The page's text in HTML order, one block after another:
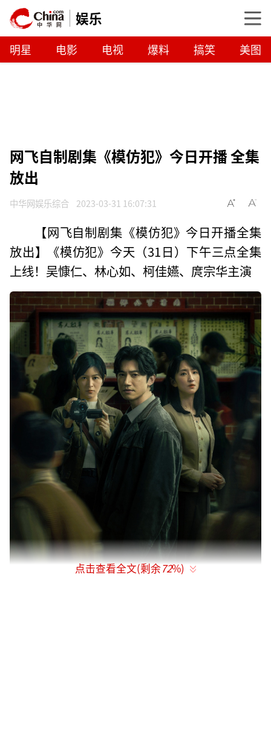
娱乐
明星 电影 电视 爆料 搞笑 美图
网飞自制剧集《模仿犯》今日开播 全集
放出
中华网娱乐综合 2023-03-31 16:07:31
【网飞自制剧集《模仿犯》今日开播全集
放出】《模仿犯》今天（31日）下午三点全集
上线！吴慷仁、林心如、柯佳嬿、庹宗华主演
点击查看全文(剩余72%)